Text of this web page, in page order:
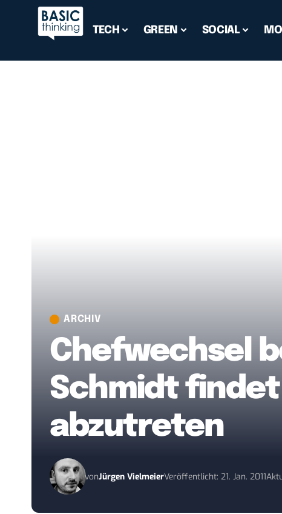
TECH GREEN SOCIAL
ARCHIV
Chefwechsel
Schmidt
abzutreten
vonJürgen VielmeierVeröffentlicht: 21. Jan. 2011